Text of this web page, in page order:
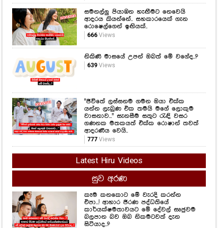
සමනල්ලු පියාඹන හැඟීමට නෙවෙයි
ආදරය කියන්නේ.. සහකාරයෙක් ගැන
රොෂෙල්ගෙන් ඉඟියක්..
666Views
නිකිණි මාසයේ උපන් ඔබත් මේ වගේද..?
639Views
"ජීවිතේ ලස්සනම ගමන ඔයා එක්ක
යන්න ලැබුණ එක තමයි මගේ ලොකුම
වාසනාව..." සැනසීම සතුට රැඳි වසර
ගණනක මතකයත් එක්ක රොෂාන් තවත්
ආදරණීය වෙයි..
777Views
Latest Hiru Videos
සුව අරණ
කෑම කනකොට මේ වැරදි කරන්න
එපා...! ආහාර ජීරණ පද්ධතියේ
කාර්යක්ෂමතාවයට මේ දේවල් සෘජුවම
බලපාන බව ඔබ නිකමටවත් දැන
සිටියාද..?